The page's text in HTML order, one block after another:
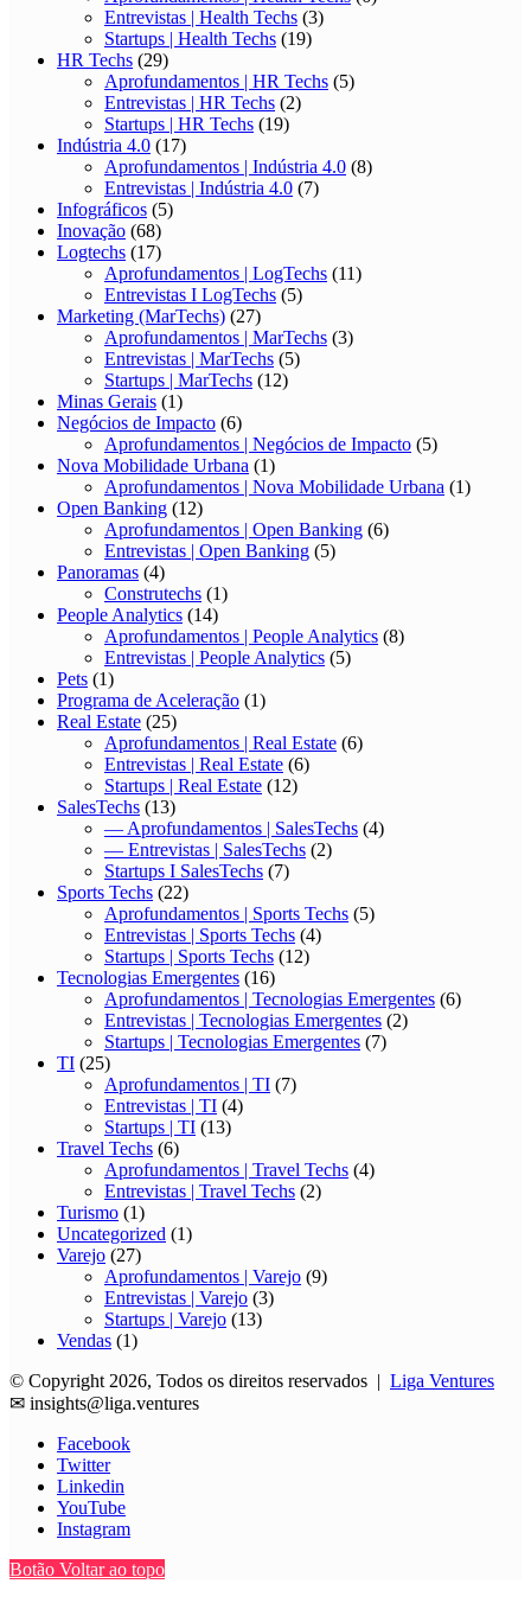
Entrevistas | Health Techs (3)
Startups | Health Techs (19)
HR Techs (29)
Aprofundamentos | HR Techs (5)
Entrevistas | HR Techs (2)
Startups | HR Techs (19)
Indústria 4.0 (17)
Aprofundamentos | Indústria 4.0 (8)
Entrevistas | Indústria 4.0 (7)
Infográficos (5)
Inovação (68)
Logtechs (17)
Aprofundamentos | LogTechs (11)
Entrevistas I LogTechs (5)
Marketing (MarTechs) (27)
Aprofundamentos | MarTechs (3)
Entrevistas | MarTechs (5)
Startups | MarTechs (12)
Minas Gerais (1)
Negócios de Impacto (6)
Aprofundamentos | Negócios de Impacto (5)
Nova Mobilidade Urbana (1)
Aprofundamentos | Nova Mobilidade Urbana (1)
Open Banking (12)
Aprofundamentos | Open Banking (6)
Entrevistas | Open Banking (5)
Panoramas (4)
Construtechs (1)
People Analytics (14)
Aprofundamentos | People Analytics (8)
Entrevistas | People Analytics (5)
Pets (1)
Programa de Aceleração (1)
Real Estate (25)
Aprofundamentos | Real Estate (6)
Entrevistas | Real Estate (6)
Startups | Real Estate (12)
SalesTechs (13)
— Aprofundamentos | SalesTechs (4)
— Entrevistas | SalesTechs (2)
Startups I SalesTechs (7)
Sports Techs (22)
Aprofundamentos | Sports Techs (5)
Entrevistas | Sports Techs (4)
Startups | Sports Techs (12)
Tecnologias Emergentes (16)
Aprofundamentos | Tecnologias Emergentes (6)
Entrevistas | Tecnologias Emergentes (2)
Startups | Tecnologias Emergentes (7)
TI (25)
Aprofundamentos | TI (7)
Entrevistas | TI (4)
Startups | TI (13)
Travel Techs (6)
Aprofundamentos | Travel Techs (4)
Entrevistas | Travel Techs (2)
Turismo (1)
Uncategorized (1)
Varejo (27)
Aprofundamentos | Varejo (9)
Entrevistas | Varejo (3)
Startups | Varejo (13)
Vendas (1)
© Copyright 2026, Todos os direitos reservados | Liga Ventures
✉ insights@liga.ventures
Facebook
Twitter
Linkedin
YouTube
Instagram
Botão Voltar ao topo